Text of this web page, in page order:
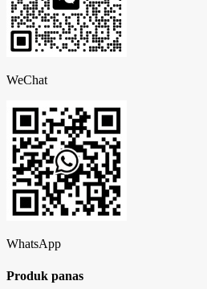
WeChat
WhatsApp
Produk panas